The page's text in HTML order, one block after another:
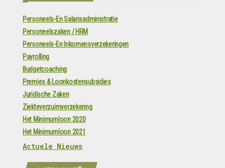
Personeels-En Salarisadministratie
Personeelszaken / HRM
Personeels-En Inkomensverzekeringen
Payrolling
Budgetcoaching
Premies & Loonkostensubsidies
Juridische Zaken
Ziekteverzuimverzekering
Het Minimumloon 2020
Het Minimumloon 2021
Actuele Nieuws